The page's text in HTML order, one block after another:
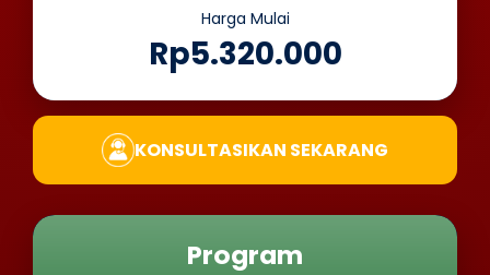
Harga Mulai
Rp5.320.000
KONSULTASIKAN SEKARANG
Program